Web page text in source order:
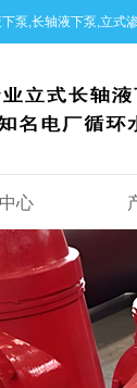
泵,长轴液下泵,立式
心